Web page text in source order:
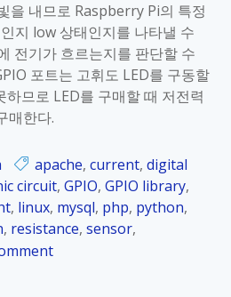
을 내므로 Raspberry Pi의 특정
지 low 상태인지를 나타낼 수
전기가 흐르는지를 판단할 수
포트는 고휘도 LED를 구동할
므로 LED를 구매할 때 저전력
매한다.
apache, current, digital
circuit, GPIO, GPIO library,
, linux, mysql, php, python,
, resistance, sensor,